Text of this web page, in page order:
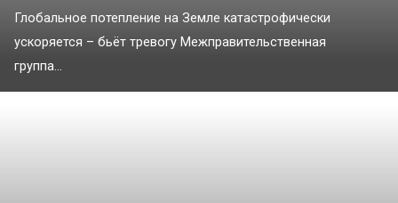
Глобальное потепление на Земле катастрофически
ускоряется – бьёт тревогу Межправительственная
группа...